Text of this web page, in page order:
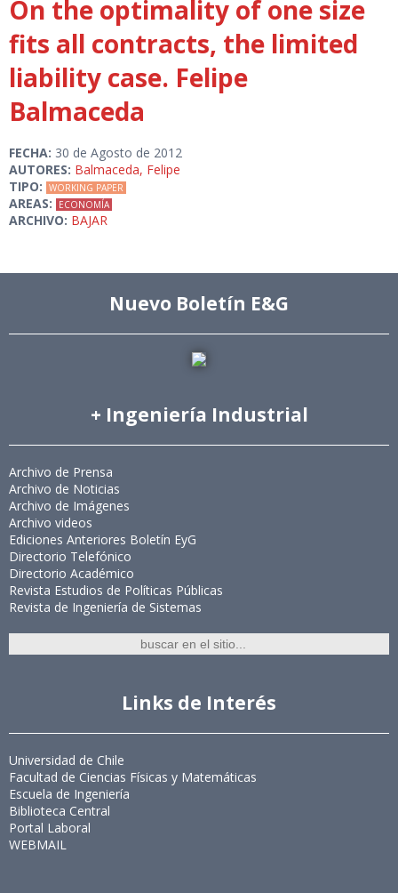
On the optimality of one size
fits all contracts, the limited
liability case. Felipe
Balmaceda
FECHA: 30 de Agosto de 2012
AUTORES: Balmaceda, Felipe
TIPO: WORKING PAPER
AREAS: ECONOMÍA
ARCHIVO: BAJAR
Nuevo Boletín E&G
+ Ingeniería Industrial
Archivo de Prensa
Archivo de Noticias
Archivo de Imágenes
Archivo videos
Ediciones Anteriores Boletín EyG
Directorio Telefónico
Directorio Académico
Revista Estudios de Políticas Públicas
Revista de Ingeniería de Sistemas
Links de Interés
Universidad de Chile
Facultad de Ciencias Físicas y Matemáticas
Escuela de Ingeniería
Biblioteca Central
Portal Laboral
WEBMAIL